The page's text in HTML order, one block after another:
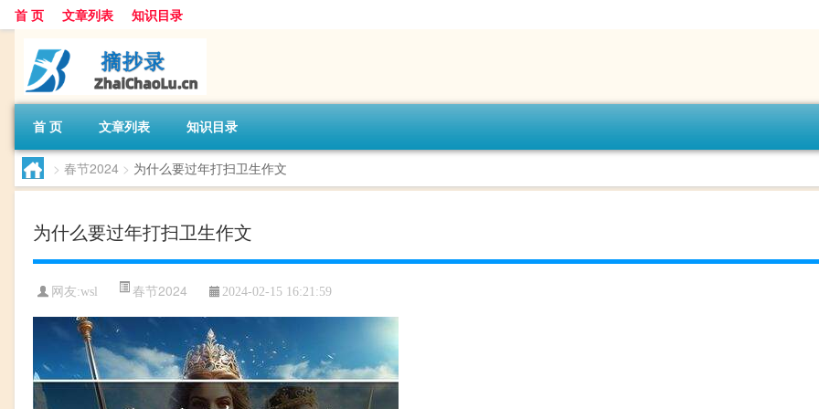
首 页 文章列表 知识目录
首 页 文章列表 知识目录
> 春节2024 > 为什么要过年打扫卫生作文
为什么要过年打扫卫生作文
网友:wsl 春节2024 2024-02-15 16:21:59